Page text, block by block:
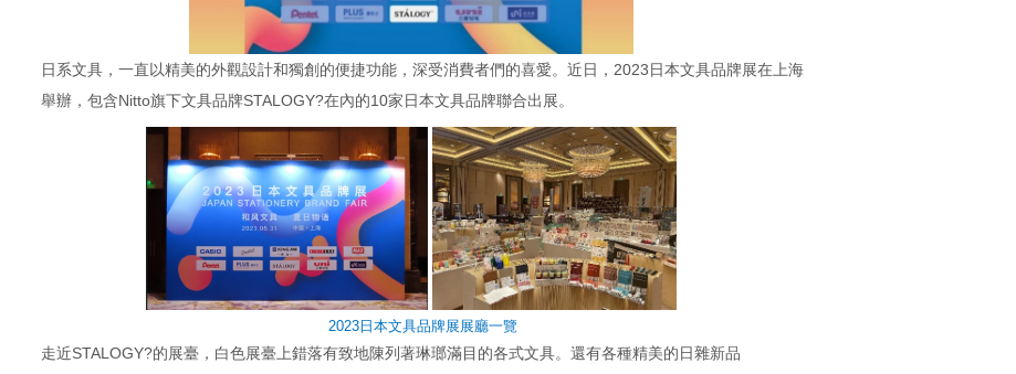
日系文具，一直以精美的外觀設計和獨創的便捷功能，深受消費者們的喜愛。近日，2023日本文具品牌展在上海
舉辦，包含Nitto旗下文具品牌STALOGY?在內的10家日本文具品牌聯合出展。
2023日本文具品牌展展廳一覽
走近STALOGY?的展臺，白色展臺上錯落有致地陳列著琳瑯滿目的各式文具。還有各種精美的日雜新品